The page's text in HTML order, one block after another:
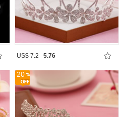
US$ 7.2 5.76
20